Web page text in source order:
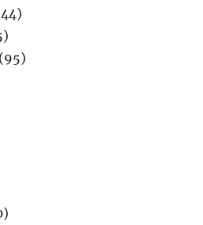
(95)